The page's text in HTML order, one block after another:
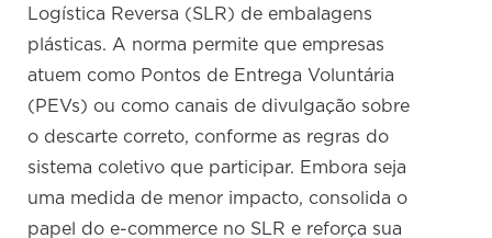
Logística Reversa (SLR) de embalagens
plásticas. A norma permite que empresas
atuem como Pontos de Entrega Voluntária
(PEVs) ou como canais de divulgação sobre
o descarte correto, conforme as regras do
sistema coletivo que participar. Embora seja
uma medida de menor impacto, consolida o
papel do e-commerce no SLR e reforça sua